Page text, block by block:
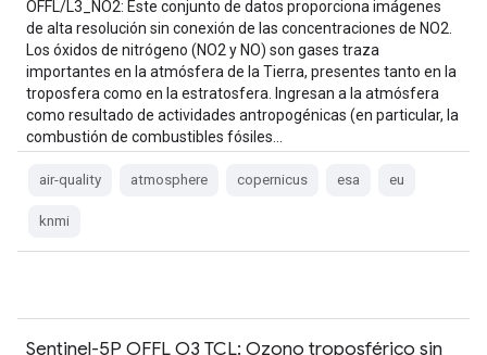
OFFL/L3_NO2: Este conjunto de datos proporciona imágenes
de alta resolución sin conexión de las concentraciones de NO2.
Los óxidos de nitrógeno (NO2 y NO) son gases traza
importantes en la atmósfera de la Tierra, presentes tanto en la
troposfera como en la estratosfera. Ingresan a la atmósfera
como resultado de actividades antropogénicas (en particular, la
combustión de combustibles fósiles…
air-quality atmosphere copernicus esa eu
knmi
Sentinel-5P OFFL O3 TCL: Ozono troposférico sin